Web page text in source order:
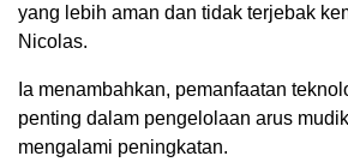
yang lebih aman dan tidak terjebak
Nicolas.
Ia menambahkan, pemanfaatan
penting dalam pengelolaan arus
mengalami peningkatan.